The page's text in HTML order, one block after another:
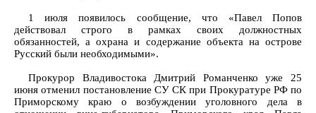
1 июля появилось сообщение, что «Павел Попов
действовал строго в рамках своих должностных
обязанностей, а охрана и содержание объекта на острове
Русский были необходимыми».
Прокурор Владивостока Дмитрий Романченко уже 25
июня отменил постановление СУ СК при Прокуратуре РФ по
Приморскому краю о возбуждении уголовного дела в